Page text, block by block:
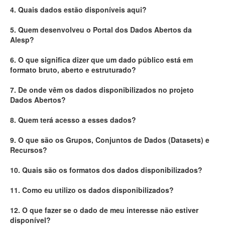
Administração
Legislação
Perguntas frequentes
Contato
4. Quais dados estão disponíveis aqui?
5. Quem desenvolveu o Portal dos Dados Abertos da
Alesp?
6. O que significa dizer que um dado público está em
formato bruto, aberto e estruturado?
7. De onde vêm os dados disponibilizados no projeto
Dados Abertos?
8. Quem terá acesso a esses dados?
9. O que são os Grupos, Conjuntos de Dados (Datasets) e
Recursos?
10. Quais são os formatos dos dados disponibilizados?
11. Como eu utilizo os dados disponibilizados?
12. O que fazer se o dado de meu interesse não estiver
disponível?